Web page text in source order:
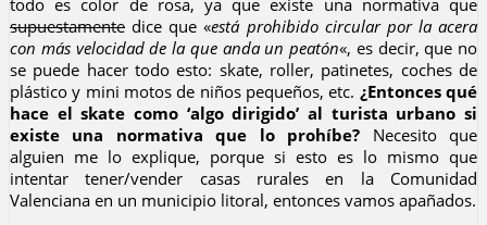
supuestamente dice que «está prohibido circular por la acera
con más velocidad de la que anda un peatón«, es decir, que no
se puede hacer todo esto: skate, roller, patinetes, coches de
plástico y mini motos de niños pequeños, etc. ¿Entonces qué
hace el skate como ‘algo dirigido’ al turista urbano si
existe una normativa que lo prohíbe? Necesito que
alguien me lo explique, porque si esto es lo mismo que
intentar tener/vender casas rurales en la Comunidad
Valenciana en un municipio litoral, entonces vamos apañados.